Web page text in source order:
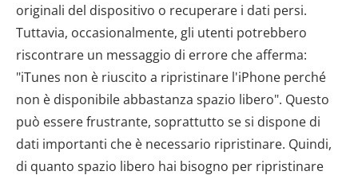
originali del dispositivo o recuperare i dati persi.
Tuttavia, occasionalmente, gli utenti potrebbero
riscontrare un messaggio di errore che afferma:
"iTunes non è riuscito a ripristinare l'iPhone perché
non è disponibile abbastanza spazio libero". Questo
può essere frustrante, soprattutto se si dispone di
dati importanti che è necessario ripristinare. Quindi,
di quanto spazio libero hai bisogno per ripristinare